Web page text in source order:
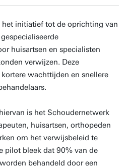
het initiatief tot de oprichting van
huisartsen en specialisten
verwijzen. Deze
wachttijden en snellere
is het Schoudernetwerk
huisartsen, orthopeden
om het verwijsbeleid te
pilot bleek dat 90% van de
behandeld door een